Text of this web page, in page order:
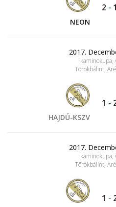
NEON
2 - 1
2017.
kaminokupa,
Törökbálint,
HAJDÚ-KSZV
1 -
2017.
kaminokupa,
Törökbálint,
1 -